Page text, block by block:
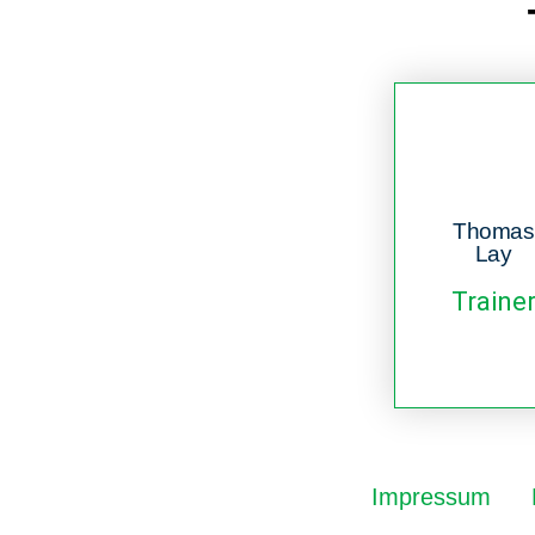
Thomas
Lay
Trainer
Impressum